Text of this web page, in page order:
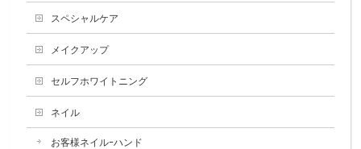
スペシャルケア
メイクアップ
セルフホワイトニング
ネイル
お客様ネイルｰハンド